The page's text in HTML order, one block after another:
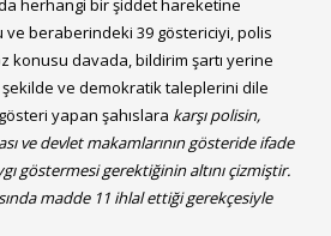
herhangi bir şiddet hareketine
ve beraberindeki 39 göstericiyi, polis
konusu davada, bildirim şartı yerine
şekilde ve demokratik taleplerini dile
yapan şahıslara karşı polisin,
ve devlet makamlarının gösteride ifade
göstermesi gerektiğinin altını çizmiştir.
madde 11 ihlal ettiği gerekçesiyle